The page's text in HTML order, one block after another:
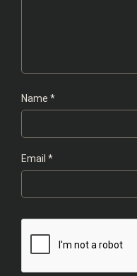
Name *
Email *